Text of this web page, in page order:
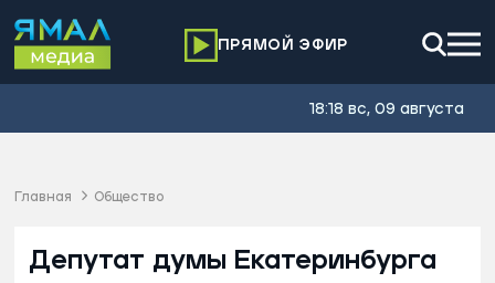
ПРЯМОЙ ЭФИР
18:18 вс, 09 августа
Главная Общество
Депутат думы Екатеринбурга